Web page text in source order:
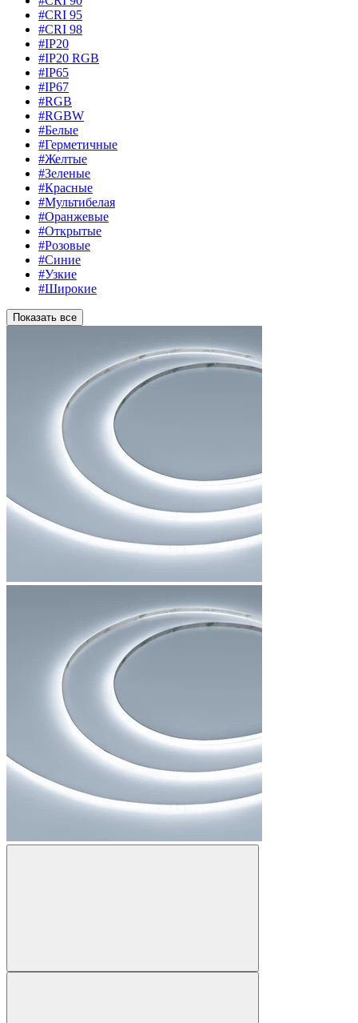
#CRI 95
#CRI 98
#IP20
#IP20 RGB
#IP65
#IP67
#RGB
#RGBW
#Белые
#Герметичные
#Желтые
#Зеленые
#Красные
#Мультибелая
#Оранжевые
#Открытые
#Розовые
#Синие
#Узкие
#Широкие
Показать все